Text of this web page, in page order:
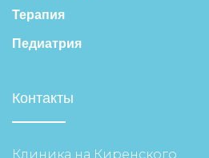
Терапия
Педиатрия
Контакты
Клиника на Киренского